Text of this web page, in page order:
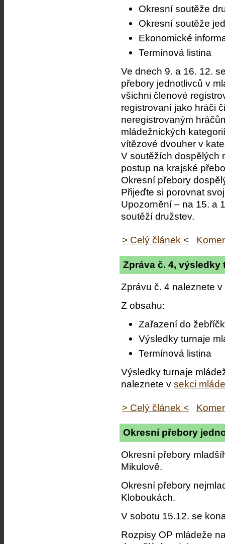
Okresní soutěže
Okresní soutěže
Ekonomické
Termínová listina
Ve dnech 9. a 16. 12.
přebory jednotlivců v
všichni členové
registrovaní jako hráči
neregistrovaným
mládežnických
vítězové dvouher v
V soutěžích dospělých
postup na krajské
Okresní přebory
Přijeďte si porovnat
Upozornění – na 15. a
soutěží družstev.
> Celý článek <
Zpráva č. 4, výsledky
Zprávu č. 4 naleznete
Z obsahu:
Zařazení do
Výsledky turnaje
Termínová listina
Výsledky turnaje
naleznete v sekci
> Celý článek <
Okresní přebory
Okresní přebory
Mikulově.
Okresní přebory
Kloboukách.
V sobotu 15.12. se
Rozpisy OP mládeže